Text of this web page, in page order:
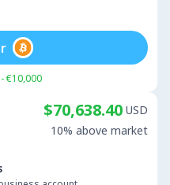
€10,000
$70,638.40 USD
10% above market